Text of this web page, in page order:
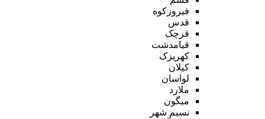
فیروزکوه
قدس
قرچک
قیامدشت
کهریزک
کیلان
لواسان
ملارد
میگون
نسیم شهر